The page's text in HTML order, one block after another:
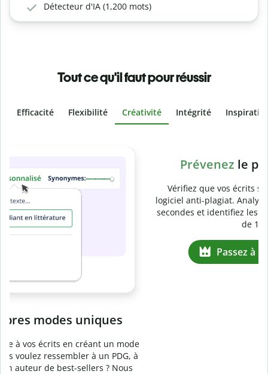
Détecteur d'IA (1,200 mots)
Tout ce qu'il faut pour réussir
Efficacité Flexibilité Créativité Intégrité
Prévenezle plagiat involontaire
Vérifiez que vos écrits sont 100 % les vôtres grâce au
logiciel anti-plagiat. Analysez votre document en quelques
secondes et identifiez les citations manquantes dans plus